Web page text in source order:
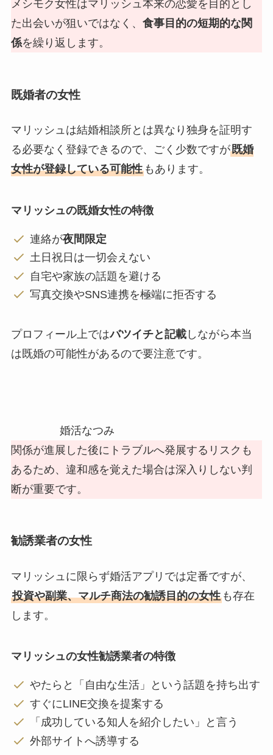
メシモク女性はマリッシュ本来の恋愛を目的とし
た出会いが狙いではなく、 食事目的の短期的な関
係を繰り返します。
既婚者の女性
マリッシュは結婚相談所とは異なり独身を証明す
る必要なく登録できるので、ごく少数ですが既婚
女性が登録している可能性もあります。
マリッシュの既婚女性の特徴
連絡が夜間限定
土日祝日は一切会えない
自宅や家族の話題を避ける
写真交換やSNS連携を極端に拒否する
プロフィール上ではバツイチと記載しながら本当
は既婚の可能性があるので要注意です。
婚活なつみ
関係が進展した後にトラブルへ発展するリスクも
あるため、違和感を覚えた場合は深入りしない判
断が重要です。
勧誘業者の女性
マリッシュに限らず婚活アプリでは定番ですが、
投資や副業、マルチ商法の勧誘目的の女性も存在
します。
マリッシュの女性勧誘業者の特徴
やたらと「自由な生活」という話題を持ち出す
すぐにLINE交換を提案する
「成功している知人を紹介したい」と言う
外部サイトへ誘導する